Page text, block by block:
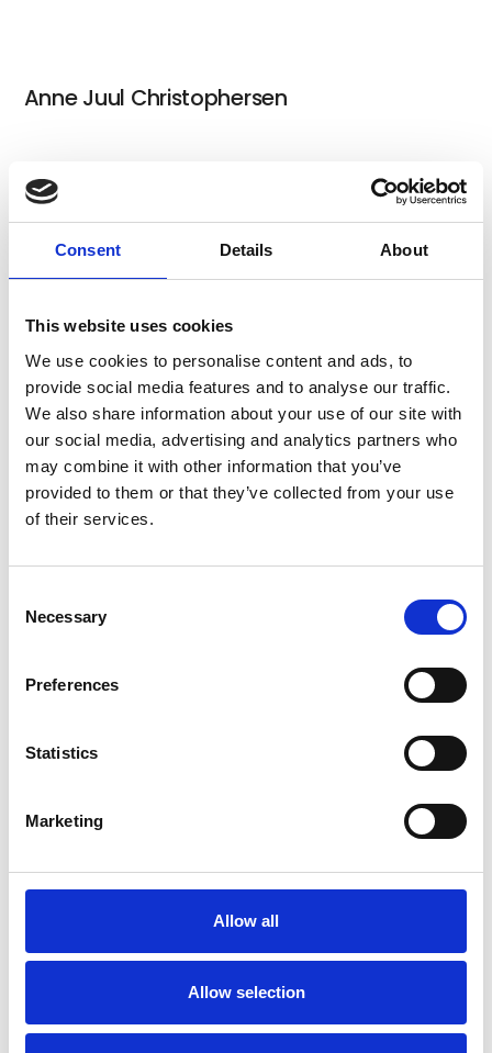
Consent Details About
This website uses cookies
We use cookies to personalise content and ads, to
provide social media features and to analyse our traffic.
We also share information about your use of our site with
our social media, advertising and analytics partners who
may combine it with other information that you’ve
provided to them or that they’ve collected from your use
of their services.
Selection
Necessary
Preferences
Statistics
Marketing
Allow all
Allow selection
Anne Juul Christophersen
Noe Kuremoto
Poppykalas
Kirsa Andreasen
Galerie Wolfsen